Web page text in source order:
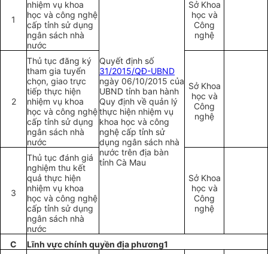
1
nhiệm vụ khoa
học và công nghệ
cấp tỉnh sử dụng
ngân sách nhà
nước
Quyết định số
31/2015/QĐ-UBND
ngày 06/10/2015 của
UBND tỉnh ban hành
Quy định về quản lý
thực hiện nhiệm vụ
khoa học và công
nghệ cấp tỉnh sử
dụng ngân sách nhà
nước trên địa bàn
tỉnh Cà Mau
Sở Khoa
học và
Công
nghệ
2
Thủ tục đăng ký
tham gia tuyển
chọn, giao trực
tiếp thực hiện
nhiệm vụ khoa
học và công nghệ
cấp tỉnh sử dụng
ngân sách nhà
nước
Sở Khoa
học và
Công
nghệ
3
Thủ tục đánh giá
nghiệm thu kết
quả thực hiện
nhiệm vụ khoa
học và công nghệ
cấp tỉnh sử dụng
ngân sách nhà
nước
Sở Khoa
học và
Công
nghệ
C Lĩnh vực chính quyền địa phương1